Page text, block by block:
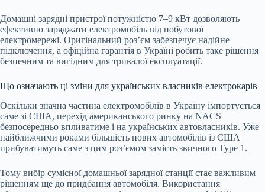
Домашні зарядні пристрої потужністю 7–9 кВт дозволяють
ефективно заряджати електромобіль від побутової
електромережі. Оригінальний роз’єм забезпечує надійне
підключення, а офіційна гарантія в Україні робить таке рішення
безпечним та вигідним для тривалої експлуатації.
Що означають ці зміни для українських власників електрокарів
Оскільки значна частина електромобілів в Україну імпортується
саме зі США, перехід американського ринку на NACS
безпосередньо впливатиме і на українських автовласників. Уже
найближчими роками більшість нових автомобілів із США
прибуватимуть саме з цим роз’ємом замість звичного Type 1.
Тому вибір сумісної домашньої зарядної станції стає важливим
рішенням ще до придбання автомобіля. Використання